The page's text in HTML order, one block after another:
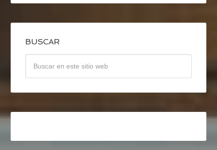
BUSCAR